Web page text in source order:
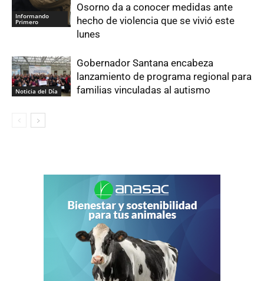
Informando
Primero
Osorno da a conocer medidas ante
hecho de violencia que se vivió este
lunes
Noticia del Día
Gobernador Santana encabeza
lanzamiento de programa regional para
familias vinculadas al autismo